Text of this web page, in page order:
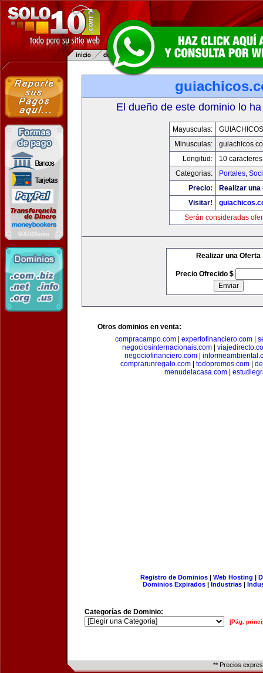
El dueño de este dominio lo
Mayusculas:
Minusculas:
Longitud:
10 caracteres
Categorias:
Portales,
Precio:
Realizar
Visitar!
Serán consideradas
Realizar una Oferta
Precio Ofrecido $
Otros dominios en venta:
compracampo.com| expertofinanciero.com|
negociosinternacionais.com
negociofinanciero.com
comprarunregalo.com| todopromos.com|
menudelacasa.com
Registro de Dominios| Web Hosting |
Dominios Expirados | Industrias |
Categorías de Dominio:
[Pág.
** Precios